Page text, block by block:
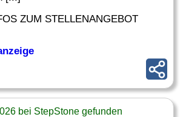
ZUM STELLENANGEBOT
bei StepStone gefunden